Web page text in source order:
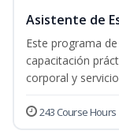
Asistente de
Este programa
capacitación
corporal y
243 Course Hours